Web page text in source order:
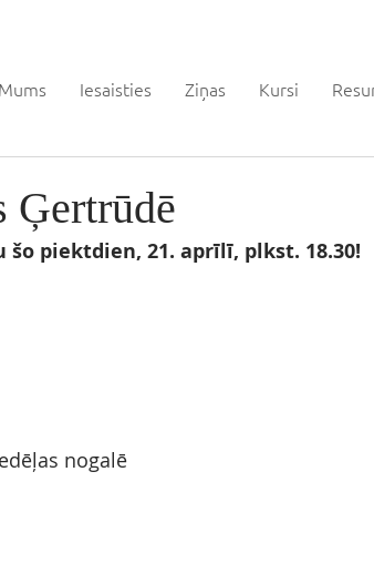
Iesaisties Ziņas Kursi
Ģertrūdē
šo piektdien, 21. aprīlī, plkst. 18.30!
nogalē